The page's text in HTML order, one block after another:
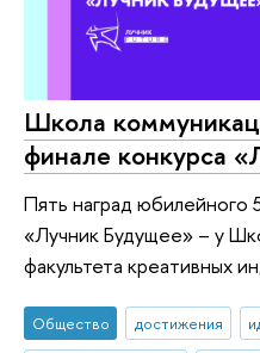
Школа
финале конкурса
Пять наград юбилейного
«Лучник Будущее» – у
факультета креативных
Общество достижения